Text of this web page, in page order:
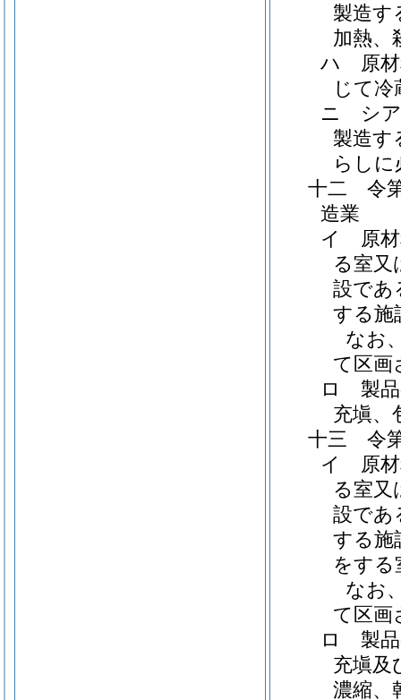
製造す
加熱、
ハ 原材
じて
ニ シア
製造す
らし
十二 令
造業
イ 原材
る室又
設であ
する施
なお
て区画
ロ 製品
充塡、
十三 令
イ 原材
る室又
設であ
する施
をする
なお
て区画
ロ 製品
充塡及
濃縮、